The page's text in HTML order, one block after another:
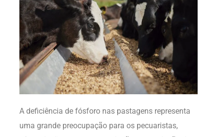
A deficiência de fósforo nas pastagens representa
uma grande preocupação para os pecuaristas,